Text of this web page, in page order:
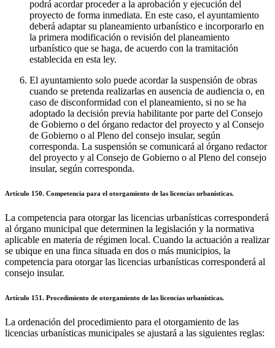
podrá acordar proceder a la aprobación y ejecución del
proyecto de forma inmediata. En este caso, el ayuntamiento
deberá adaptar su planeamiento urbanístico e incorporarlo en
la primera modificación o revisión del planeamiento
urbanístico que se haga, de acuerdo con la tramitación
establecida en esta ley.
El ayuntamiento solo puede acordar la suspensión de obras
cuando se pretenda realizarlas en ausencia de audiencia o, en
caso de disconformidad con el planeamiento, si no se ha
adoptado la decisión previa habilitante por parte del Consejo
de Gobierno o del órgano redactor del proyecto y al Consejo
de Gobierno o al Pleno del consejo insular, según
corresponda. La suspensión se comunicará al órgano redactor
del proyecto y al Consejo de Gobierno o al Pleno del consejo
insular, según corresponda.
Artículo 150. Competencia para el otorgamiento de las licencias urbanísticas.
La competencia para otorgar las licencias urbanísticas corresponderá
al órgano municipal que determinen la legislación y la normativa
aplicable en materia de régimen local. Cuando la actuación a realizar
se ubique en una finca situada en dos o más municipios, la
competencia para otorgar las licencias urbanísticas corresponderá al
consejo insular.
Artículo 151. Procedimiento de otorgamiento de las licencias urbanísticas.
La ordenación del procedimiento para el otorgamiento de las
licencias urbanísticas municipales se ajustará a las siguientes reglas: